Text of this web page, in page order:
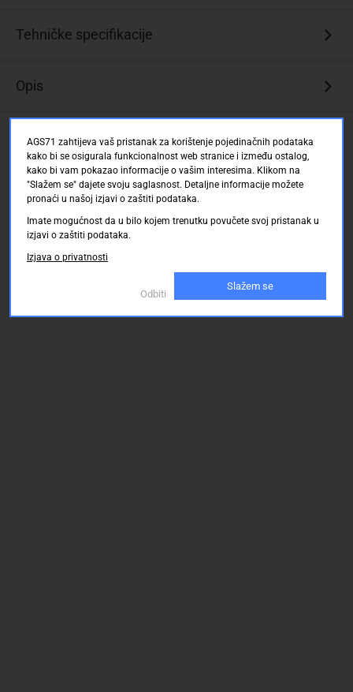
Pogodan
optičke
aplikacije
Visoka
propusnost
nisko
prigušenje
za
velike
udaljenosti
Isplativo
za
Tehničke specifikacije
Opis
Ocjene kupaca
AGS71 zahtijeva vaš pristanak za korištenje pojedinačnih podataka
kako bi se osigurala funkcionalnost web stranice i između ostalog,
kako bi vam pokazao informacije o vašim interesima. Klikom na
"Slažem se" dajete svoju saglasnost. Detaljne informacije možete
pronaći u našoj izjavi o zaštiti podataka.
Imate mogućnost da u bilo kojem trenutku povučete svoj pristanak u
izjavi o zaštiti podataka.
Izjava o privatnosti
Odbiti
Slažem se